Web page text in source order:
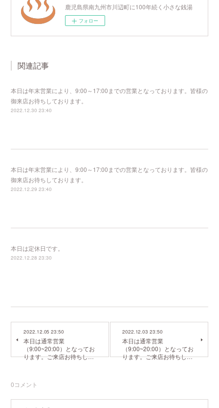
鹿児島県南九州市川辺町に100年続く小さな銭湯
フォロー
関連記事
本日は年末営業により、9:00～17:00までの営業となっております。皆様の
御来店お待ちしております。
2022.12.30 23:40
本日は年末営業により、9:00～17:00までの営業となっております。皆様の
御来店お待ちしております。
2022.12.29 23:40
本日は定休日です。
2022.12.28 23:30
2022.12.05 23:50
本日は通常営業
（9:00~20:00）となってお
ります。ご来店お待ちし…
2022.12.03 23:50
本日は通常営業
（9:00~20:00）となってお
ります。ご来店お待ちし…
0コメント